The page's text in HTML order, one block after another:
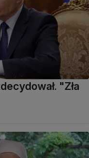
"Zła